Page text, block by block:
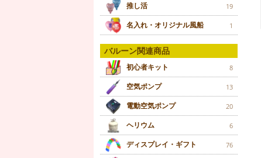
推し活 19
名入れ・オリジナル風船 1
バルーン関連商品
初心者キット 8
空気ポンプ 13
電動空気ポンプ 20
ヘリウム 6
ディスプレイ・ギフト 76